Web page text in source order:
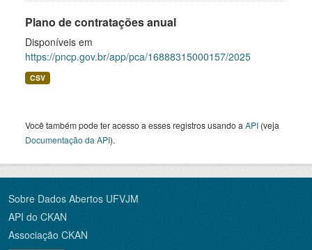
Plano de contratações anual
Disponíveis em
https://pncp.gov.br/app/pca/16888315000157/2025
CSV
Você também pode ter acesso a esses registros usando a API (veja
Documentação da API).
Sobre Dados Abertos UFVJM
API do CKAN
Associação CKAN